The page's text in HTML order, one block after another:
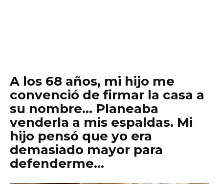
A los 68 años, mi hijo me
convenció de firmar la casa a
su nombre… Planeaba
venderla a mis espaldas. Mi
hijo pensó que yo era
demasiado mayor para
defenderme…